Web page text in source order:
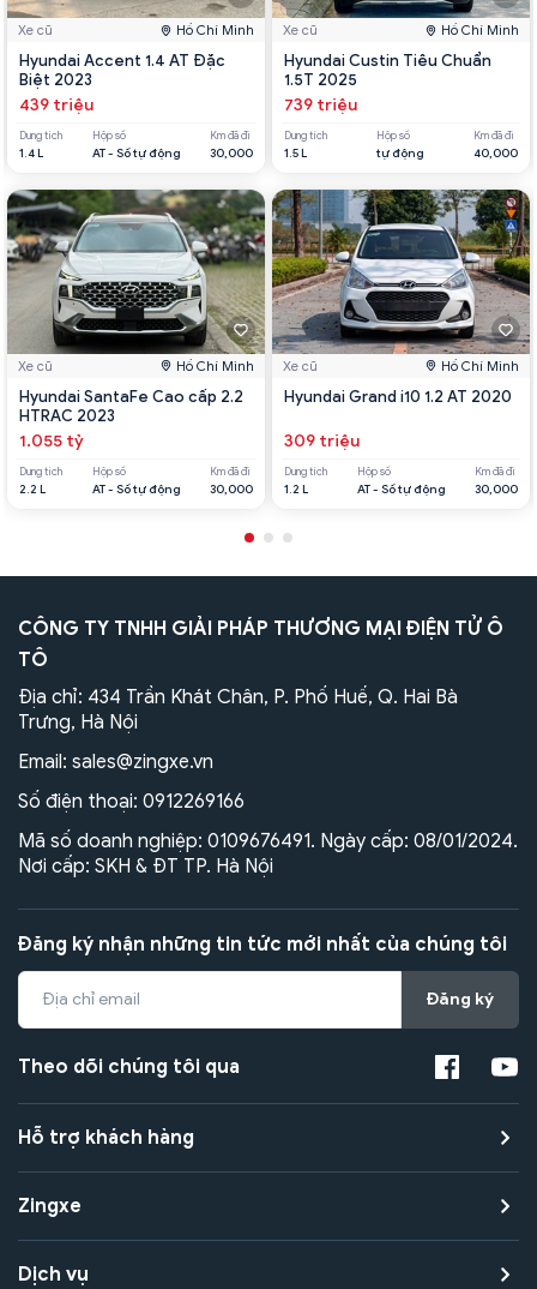
Xe cũ Hồ Chí Minh
Hyundai Accent 1.4 AT Đặc
Biệt 2023
439 triệu
Dung tích
1.4 L
Hộp số
AT - Số tự động
Km đã đi
30,000
Xe cũ Hồ Chí Minh
Hyundai SantaFe Cao cấp 2.2
HTRAC 2023
1.055 tỷ
Dung tích
2.2 L
Hộp số
AT - Số tự động
Km đã đi
30,000
Xe cũ Hồ Chí Minh
Hyundai Custin Tiêu Chuẩn
1.5T 2025
739 triệu
Dung tích
1.5 L
Hộp số
tự động
Km đã đi
40,000
Xe cũ Hồ Chí Minh
Hyundai Grand i10 1.2 AT 2020
309 triệu
Dung tích
1.2 L
Hộp số
AT - Số tự động
Km đã đi
30,000
CÔNG TY TNHH GIẢI PHÁP THƯƠNG MẠI ĐIỆN TỬ Ô
TÔ
Địa chỉ: 434 Trần Khát Chân, P. Phố Huế, Q. Hai Bà
Trưng, Hà Nội
Email: sales@zingxe.vn
Số điện thoại: 0912269166
Mã số doanh nghiệp: 0109676491. Ngày cấp: 08/01/2024.
Nơi cấp: SKH & ĐT TP. Hà Nội
Đăng ký nhận những tin tức mới nhất của chúng tôi
Đăng ký
Theo dõi chúng tôi qua
Hỗ trợ khách hàng
Zingxe
Dịch vụ